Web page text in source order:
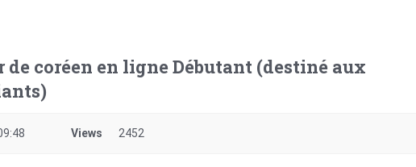
coréen en ligne Débutant (destiné aux
Views 2452